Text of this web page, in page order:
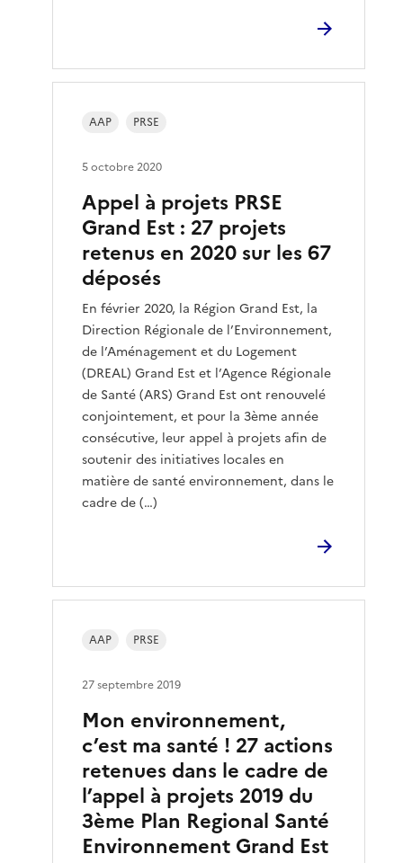
Appel à projets PRSE
Grand Est : 27 projets
retenus en 2020 sur les 67
déposés
En février 2020, la Région Grand Est, la
Direction Régionale de l’Environnement,
de l’Aménagement et du Logement
(DREAL) Grand Est et l’Agence Régionale
de Santé (ARS) Grand Est ont renouvelé
conjointement, et pour la 3ème année
consécutive, leur appel à projets afin de
soutenir des initiatives locales en
matière de santé environnement, dans le
cadre de (…)
AAP PRSE
5 octobre 2020
Mon environnement,
c’est ma santé ! 27 actions
retenues dans le cadre de
l’appel à projets 2019 du
3ème Plan Regional Santé
Environnement Grand Est
AAP PRSE
27 septembre 2019